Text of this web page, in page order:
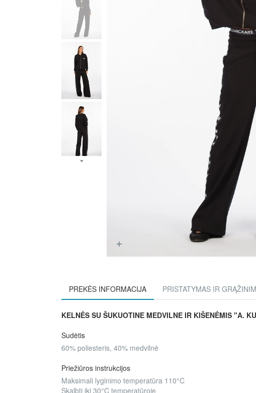
PREKĖS INFORMACIJA PRISTATYMAS IR
KELNĖS SU ŠUKUOTINE MEDVILNE IR KIŠENĖMIS "A.
Sudėtis
60% poliesteris, 40% medvilnė
Priežiūros instrukcijos
Maksimali lyginimo temperatūra 110°C
Skalbti iki 30°C temperatūroje